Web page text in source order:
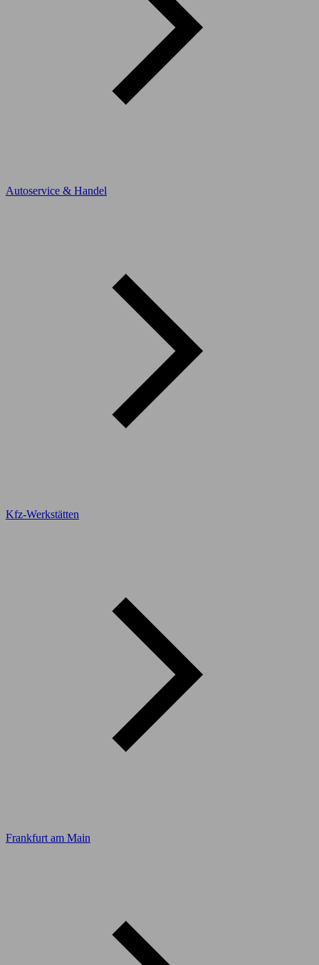
Autoservice & Handel
Kfz-Werkstätten
Frankfurt am Main